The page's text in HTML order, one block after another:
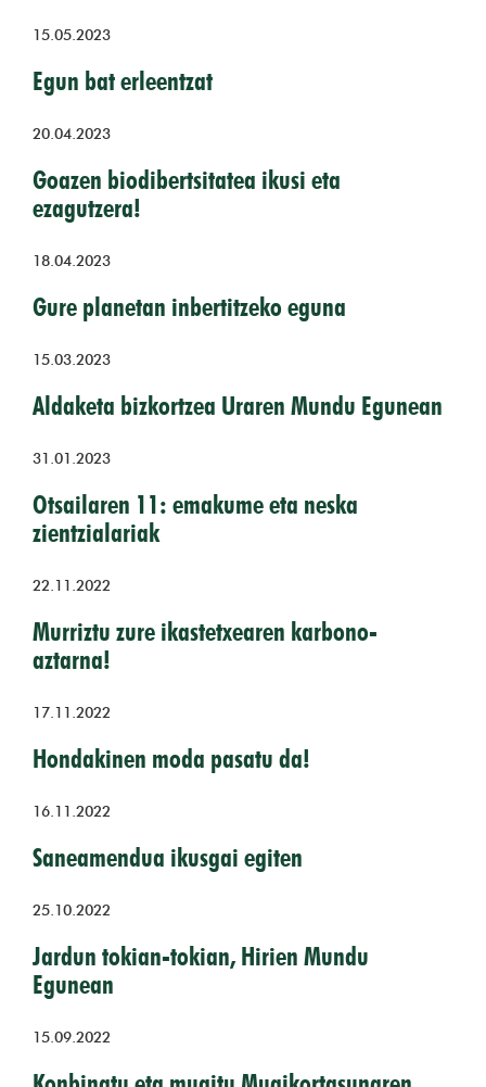
15.05.2023
Egun bat erleentzat
20.04.2023
Goazen biodibertsitatea ikusi eta
ezagutzera!
18.04.2023
Gure planetan inbertitzeko eguna
15.03.2023
Aldaketa bizkortzea Uraren Mundu Egunean
31.01.2023
Otsailaren 11: emakume eta neska
zientzialariak
22.11.2022
Murriztu zure ikastetxearen karbono-
aztarna!
17.11.2022
Hondakinen moda pasatu da!
16.11.2022
Saneamendua ikusgai egiten
25.10.2022
Jardun tokian-tokian, Hirien Mundu
Egunean
15.09.2022